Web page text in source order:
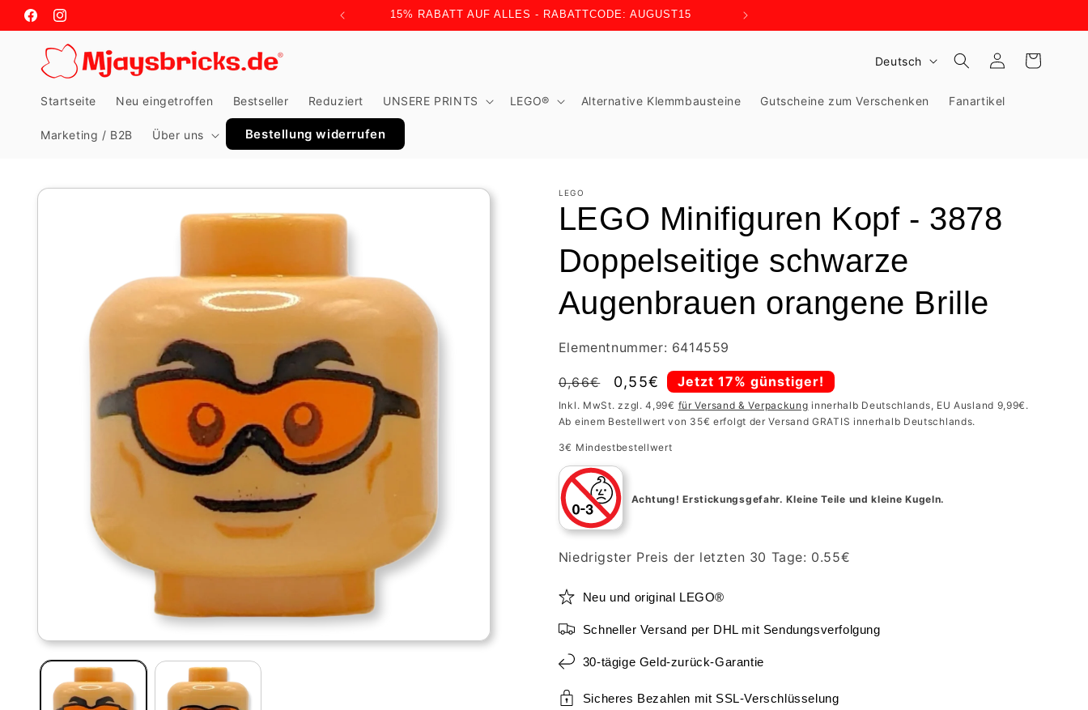
zum
Inhalt
FacebookInstagram
15% RABATT AUF ALLES - RABATTCODE: AUGUST15
Startseite Neu eingetroffen Bestseller Reduziert UNSERE PRINTS LEGO® Alternative Klemmbausteine Gutscheine zum Verschenken Fanartikel
Marketing / B2B Über uns Bestellung widerrufen
S
r
e
Deutsch EinloggenWarenkorb
LEGO
LEGO Minifiguren Kopf - 3878
Doppelseitige schwarze
Augenbrauen orangene Brille
Elementnummer: 6414559
Normaler
Preis
0,66€ Verkaufspreis
0,55€ Jetzt 17% günstiger!
Inkl. MwSt. zzgl. 4,99€ für Versand & Verpackung innerhalb Deutschlands, EU Ausland 9,99€.
Ab einem Bestellwert von 35€ erfolgt der Versand GRATIS innerhalb Deutschlands.
3€ Mindestbestellwert
Achtung! Erstickungsgefahr. Kleine Teile und kleine Kugeln.
Niedrigster Preis der letzten 30 Tage: 0.55€
Neu und original LEGO®
Schneller Versand per DHL mit Sendungsverfolgung
30-tägige Geld-zurück-Garantie
Sicheres Bezahlen mit SSL-Verschlüsselung